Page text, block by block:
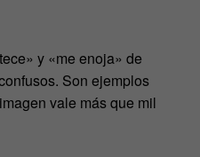
y «me enoja» de
Son ejemplos
vale más que mil